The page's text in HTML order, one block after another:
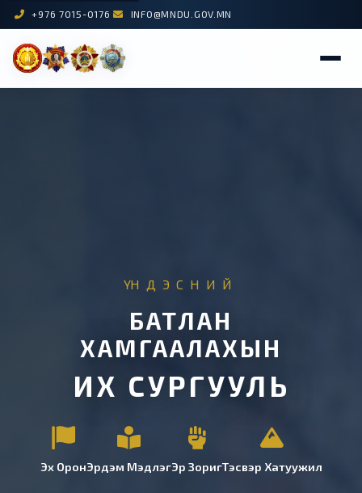
+976 7015-0176 INFO@MNDU.GOV.MN
ҮНДЭСНИЙ
БАТЛАН
ХАМГААЛАХЫН
ИХ СУРГУУЛЬ
Эх ОронЭрдэм МэдлэгЭр ЗоригТэсвэр Хатуужил